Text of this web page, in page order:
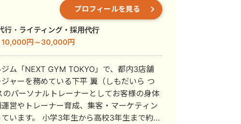
プロフィールを見る
行・ライティング・採用代行
10,000円～30,000円
ム「NEXT GYM TOKYO」で、都内3店舗
ャーを務めている下平 翼（しもだいら つ
営やトレーナー育成、集客・マーケティン
校3年生まで約10